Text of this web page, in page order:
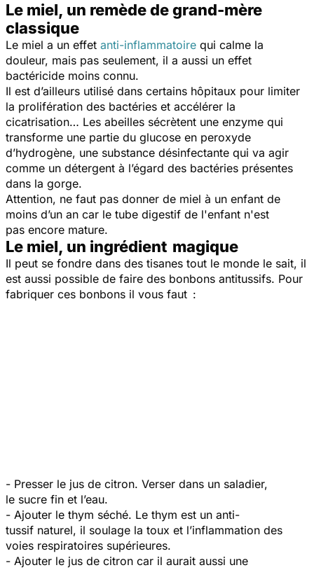
Le miel, un remède de grand-mère
classique
Le miel a un effet anti-inflammatoire qui calme la
douleur, mais pas seulement, il a aussi un effet
bactéricide moins connu.
Il est d’ailleurs utilisé dans certains hôpitaux pour limiter
la prolifération des bactéries et accélérer la
cicatrisation… Les abeilles sécrètent une enzyme qui
transforme une partie du glucose en peroxyde
d’hydrogène, une substance désinfectante qui va agir
comme un détergent à l’égard des bactéries présentes
dans la gorge.
Attention, ne faut pas donner de miel à un enfant de
moins d’un an car le tube digestif de l'enfant n'est
pas encore mature.
Le miel, un ingrédient magique
Il peut se fondre dans des tisanes tout le monde le sait, il
est aussi possible de faire des bonbons antitussifs. Pour
fabriquer ces bonbons il vous faut :
- Presser le jus de citron. Verser dans un saladier,
le sucre fin et l’eau.
- Ajouter le thym séché. Le thym est un anti-
tussif naturel, il soulage la toux et l’inflammation des
voies respiratoires supérieures.
- Ajouter le jus de citron car il aurait aussi une